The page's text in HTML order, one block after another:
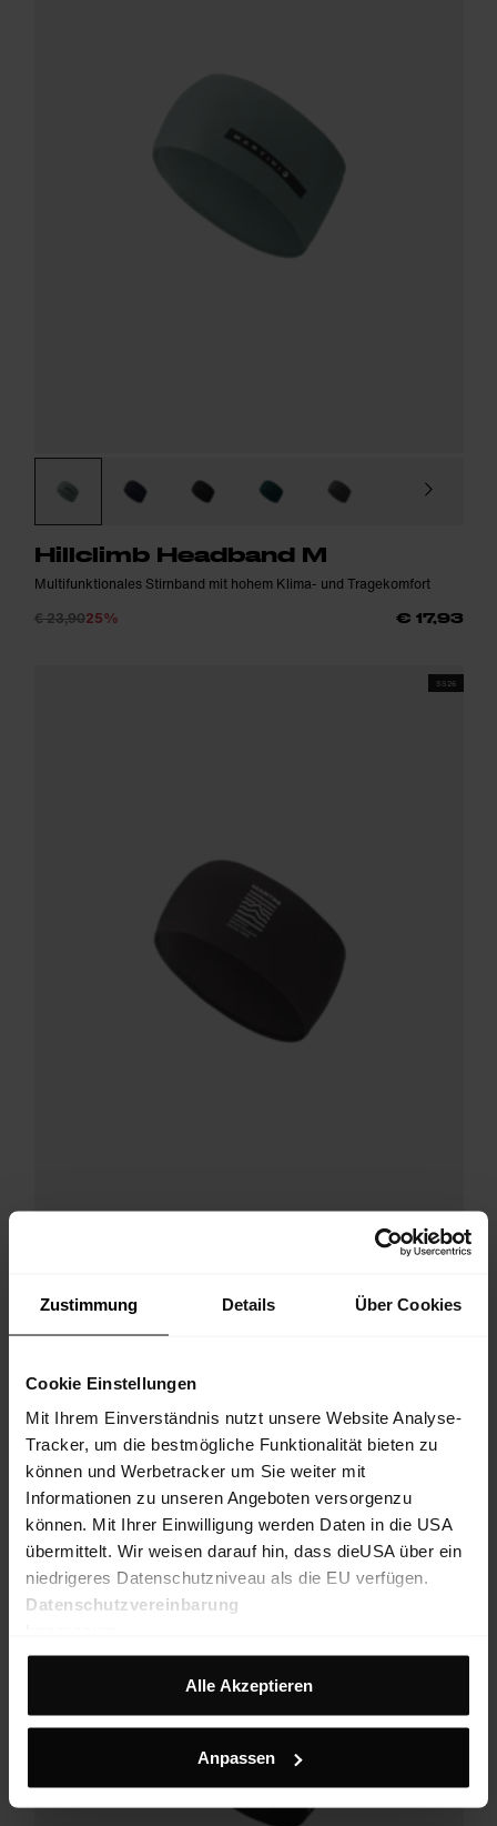
Zustimmung Details Über Cookies
Cookie Einstellungen
Mit Ihrem Einverständnis nutzt unsere Website Analyse-
Tracker, um die bestmögliche Funktionalität bieten zu
können und Werbetracker um Sie weiter mit
Informationen zu unseren Angeboten versorgenzu
können. Mit Ihrer Einwilligung werden Daten in die USA
übermittelt. Wir weisen darauf hin, dass dieUSA über ein
niedrigeres Datenschutzniveau als die EU verfügen.
Datenschutzvereinbarung
Alle Akzeptieren
Anpassen
Hillclimb Headband M
Multifunktionales Stirnband mit hohem Klima- und Tragekomfort
€ 23,9025% € 17,93
SS26
Alpmate Headband M